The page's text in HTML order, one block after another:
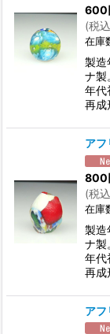
600
(税込
在庫
製造
ナ製
年代
再
アフ
800
(税込
在庫
製造
ナ製
年代
再
アフ